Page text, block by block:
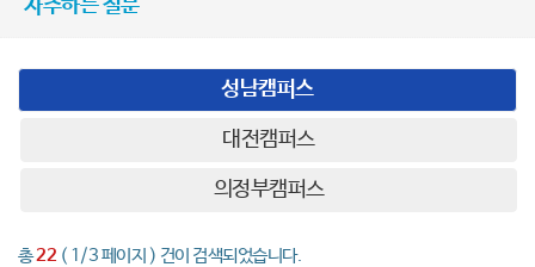
자주하는 질문
성남캠퍼스
대전캠퍼스
의정부캠퍼스
총22 ( 1/3 페이지 ) 건이 검색되었습니다.